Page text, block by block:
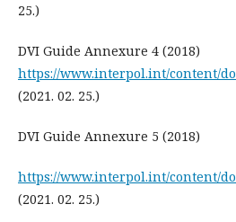
25.)
DVI Guide Annexure 4 (2018)
https://www.interpol.int/content/
(2021. 02. 25.)
DVI Guide Annexure 5 (2018)
https://www.interpol.int/content/
(2021. 02. 25.)